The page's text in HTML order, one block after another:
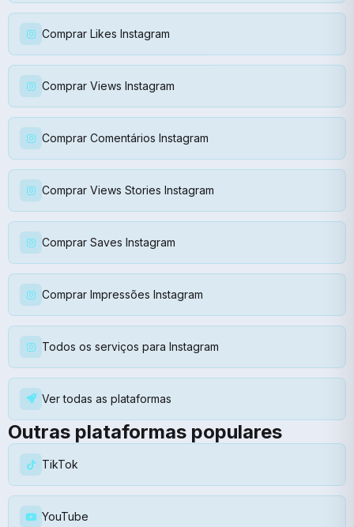
Comprar Likes Instagram
Comprar Views Instagram
Comprar Comentários Instagram
Comprar Views Stories Instagram
Comprar Saves Instagram
Comprar Impressões Instagram
Todos os serviços para Instagram
Ver todas as plataformas
Outras plataformas populares
TikTok
YouTube